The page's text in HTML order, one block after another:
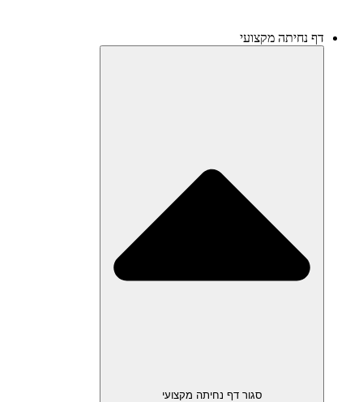
דף נחיתה מקצועי
סגור דף נחיתה מקצועי